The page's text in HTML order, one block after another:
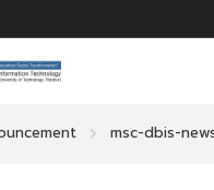
msc-dbis-